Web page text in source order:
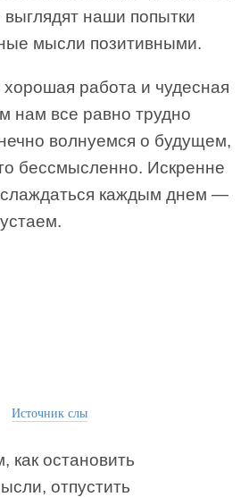
наши попытки
мысли позитивными.
работа и чудесная
нам все равно трудно
волнуемся о будущем,
бессмысленно. Искренне
каждым днем —
Источник слы
как остановить
отпустить